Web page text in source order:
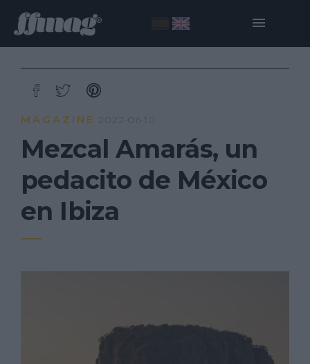
MAGAZINE 2022·06·10
Mezcal Amarás, un
pedacito de México
en Ibiza